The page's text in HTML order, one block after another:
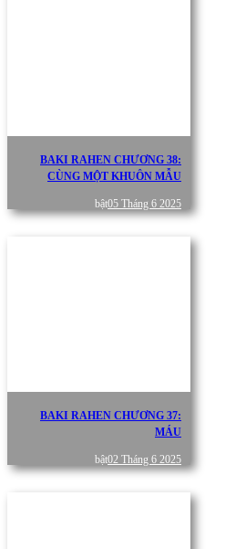
BAKI RAHEN CHƯƠNG 38:
CÙNG MỘT KHUÔN MẪU
bật05 Tháng 6 2025
BAKI RAHEN CHƯƠNG 37:
MÁU
bật02 Tháng 6 2025